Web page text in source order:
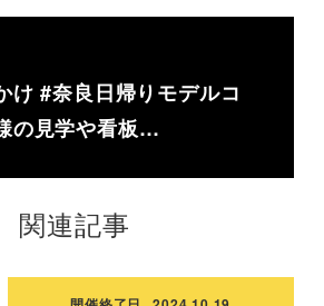
け #奈良日帰りモデルコ
の見学や看板…
関連記事